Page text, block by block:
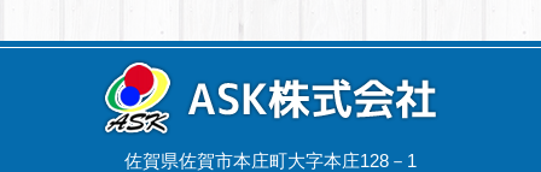
佐賀県佐賀市本庄町大字本庄128－1